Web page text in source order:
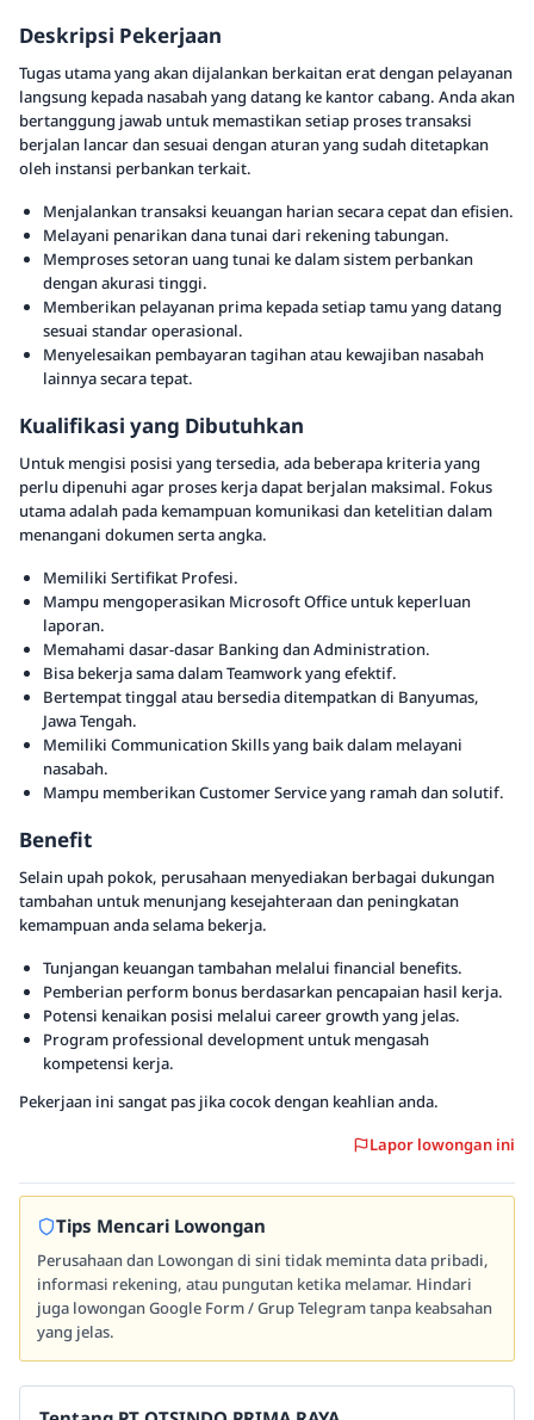
Deskripsi Pekerjaan
Tugas utama yang akan dijalankan berkaitan erat dengan pelayanan
langsung kepada nasabah yang datang ke kantor cabang. Anda akan
bertanggung jawab untuk memastikan setiap proses transaksi
berjalan lancar dan sesuai dengan aturan yang sudah ditetapkan
oleh instansi perbankan terkait.
Menjalankan transaksi keuangan harian secara cepat dan efisien.
Melayani penarikan dana tunai dari rekening tabungan.
Memproses setoran uang tunai ke dalam sistem perbankan
dengan akurasi tinggi.
Memberikan pelayanan prima kepada setiap tamu yang datang
sesuai standar operasional.
Menyelesaikan pembayaran tagihan atau kewajiban nasabah
lainnya secara tepat.
Kualifikasi yang Dibutuhkan
Untuk mengisi posisi yang tersedia, ada beberapa kriteria yang
perlu dipenuhi agar proses kerja dapat berjalan maksimal. Fokus
utama adalah pada kemampuan komunikasi dan ketelitian dalam
menangani dokumen serta angka.
Memiliki Sertifikat Profesi.
Mampu mengoperasikan Microsoft Office untuk keperluan
laporan.
Memahami dasar-dasar Banking dan Administration.
Bisa bekerja sama dalam Teamwork yang efektif.
Bertempat tinggal atau bersedia ditempatkan di Banyumas,
Jawa Tengah.
Memiliki Communication Skills yang baik dalam melayani
nasabah.
Mampu memberikan Customer Service yang ramah dan solutif.
Benefit
Selain upah pokok, perusahaan menyediakan berbagai dukungan
tambahan untuk menunjang kesejahteraan dan peningkatan
kemampuan anda selama bekerja.
Tunjangan keuangan tambahan melalui financial benefits.
Pemberian perform bonus berdasarkan pencapaian hasil kerja.
Potensi kenaikan posisi melalui career growth yang jelas.
Program professional development untuk mengasah
kompetensi kerja.
Pekerjaan ini sangat pas jika cocok dengan keahlian anda.
Lapor lowongan ini
Tips Mencari Lowongan
Perusahaan dan Lowongan di sini tidak meminta data pribadi,
informasi rekening, atau pungutan ketika melamar. Hindari
juga lowongan Google Form / Grup Telegram tanpa keabsahan
yang jelas.